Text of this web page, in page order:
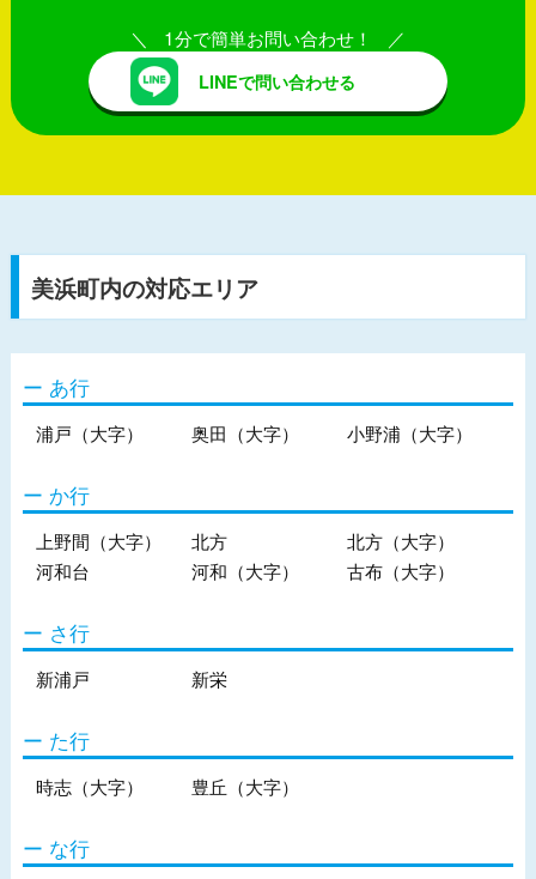
1分で簡単お問い合わせ！
LINEで問い合わせる
美浜町内の対応エリア
あ行
浦戸（大字） 奥田（大字） 小野浦（大字）
か行
上野間（大字） 北方
北方（大字）
河和台
河和（大字） 古布（大字）
さ行
新浦戸 新栄
た行
時志（大字） 豊丘（大字）
な行